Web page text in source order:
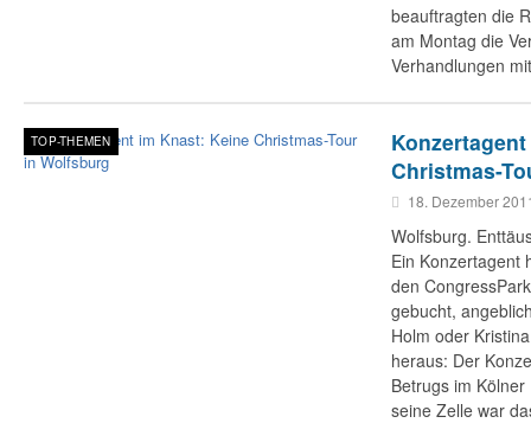
beauftragten die
am Montag die
Verhandlungen
TOP-THEMEN
Christmas-
18. Dezember
Wolfsburg.
Ein Konzertagent
den
gebucht,
Holm oder
heraus: Der
Betrugs im
seine Zelle war